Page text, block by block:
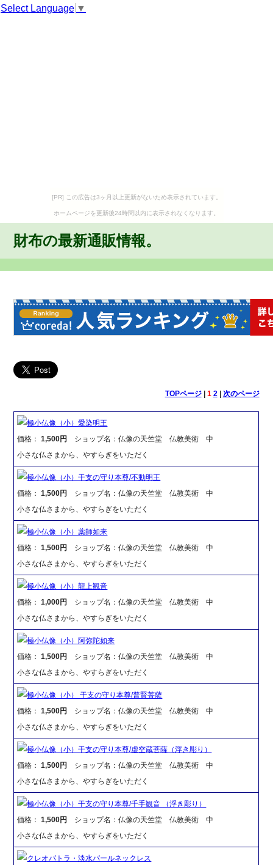
Select Language ▼
[PR] この広告は3ヶ月以上更新がないため表示されています。
ホームページを更新後24時間以内に表示されなくなります。
財布の最新通販情報。
TOPページ| 1 2| 次のページ
極小仏像（小）愛染明王
価格：1,500円
ショップ名：仏像の天竺堂 仏教美術 中
小さな仏さまから、やすらぎをいただく
極小仏像（小）干支の守り本尊/不動明王
価格：1,500円
ショップ名：仏像の天竺堂 仏教美術 中
小さな仏さまから、やすらぎをいただく
極小仏像（小）薬師如来
価格：1,500円
ショップ名：仏像の天竺堂 仏教美術 中
小さな仏さまから、やすらぎをいただく
極小仏像（小）龍上観音
価格：1,000円
ショップ名：仏像の天竺堂 仏教美術 中
小さな仏さまから、やすらぎをいただく
極小仏像（小）阿弥陀如来
価格：1,500円
ショップ名：仏像の天竺堂 仏教美術 中
小さな仏さまから、やすらぎをいただく
極小仏像（小） 干支の守り本尊/普賢菩薩
価格：1,500円
ショップ名：仏像の天竺堂 仏教美術 中
小さな仏さまから、やすらぎをいただく
極小仏像（小）干支の守り本尊/虚空蔵菩薩（浮き彫り）
価格：1,500円
ショップ名：仏像の天竺堂 仏教美術 中
小さな仏さまから、やすらぎをいただく
極小仏像（小）干支の守り本尊/千手観音 （浮き彫り）
価格：1,500円
ショップ名：仏像の天竺堂 仏教美術 中
小さな仏さまから、やすらぎをいただく
クレオパトラ・淡水パールネックレス